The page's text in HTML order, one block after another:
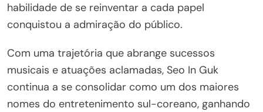
habilidade de se reinventar a cada papel
conquistou a admiração do público.
Com uma trajetória que abrange sucessos
musicais e atuações aclamadas, Seo In Guk
continua a se consolidar como um dos maiores
nomes do entretenimento sul-coreano, ganhando